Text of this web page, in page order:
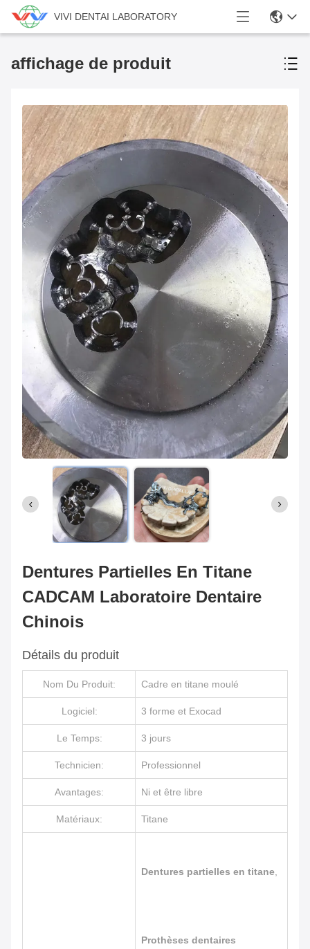
VIVI DENTAI LABORATORY
affichage de produit
Dentures Partielles En Titane
CADCAM Laboratoire Dentaire
Chinois
Détails du produit
Nom Du Produit: Cadre en titane moulé
Logiciel: 3 forme et Exocad
Le Temps: 3 jours
Technicien: Professionnel
Avantages: Ni et être libre
Matériaux: Titane
Dentures partielles en titane
Prothèses dentaires